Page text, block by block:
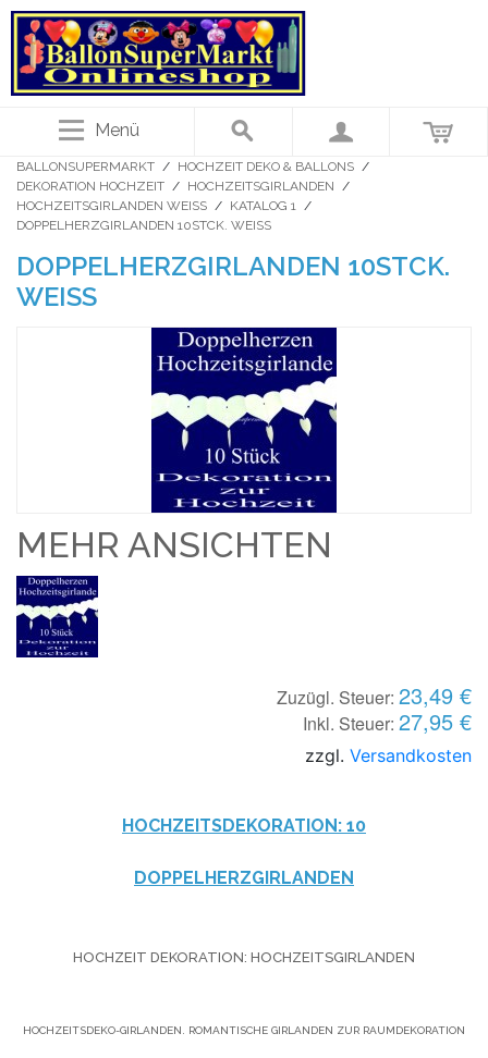
Menü
BALLONSUPERMARKT / HOCHZEIT DEKO & BALLONS /
DEKORATION HOCHZEIT / HOCHZEITSGIRLANDEN /
HOCHZEITSGIRLANDEN WEISS
/ KATALOG 1 /
DOPPELHERZGIRLANDEN 10STCK. WEISS
DOPPELHERZGIRLANDEN 10STCK.
WEISS
MEHR ANSICHTEN
Zuzügl. Steuer: 23,49 €
Inkl. Steuer: 27,95 €
zzgl. Versandkosten
HOCHZEITSDEKORATION: 10
DOPPELHERZGIRLANDEN
HOCHZEIT DEKORATION: HOCHZEITSGIRLANDEN
HOCHZEITSDEKO-GIRLANDEN. ROMANTISCHE GIRLANDEN ZUR RAUMDEKORATION